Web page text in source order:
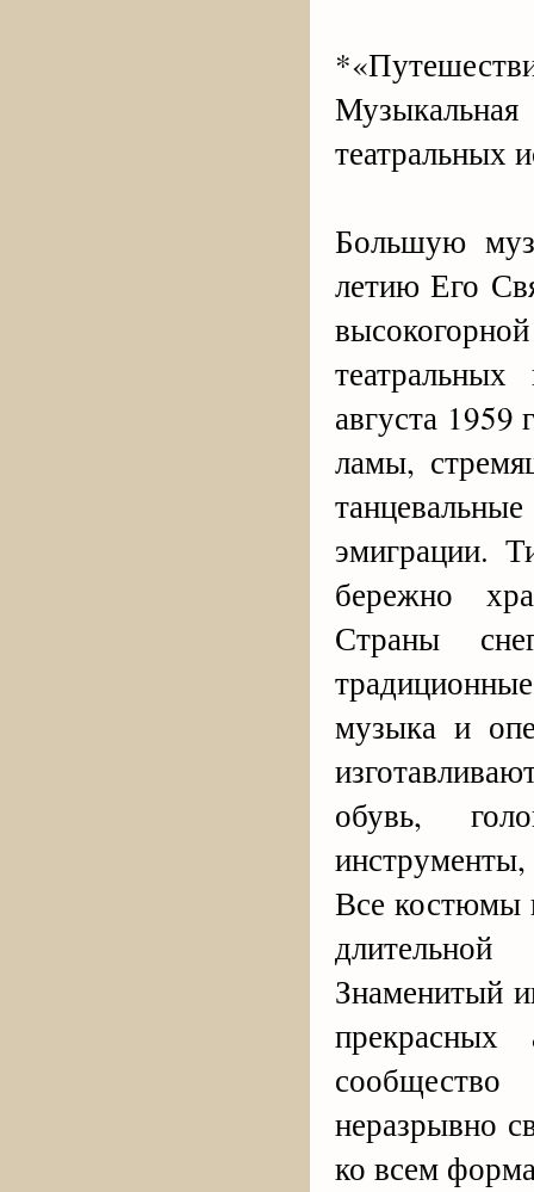
театральных
Большую
летию Его
августа 1959
ламы,
эмиграции.
бережно
Страны
музыка и
обувь,
инструменты,
Все костюмы
длительной
Знаменитый
прекрасных
сообщество
неразрывно
ко всем